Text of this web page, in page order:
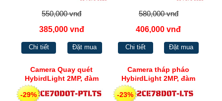
550,000 vnđ
385,000 vnđ
Chi tiết Đặt mua
580,000 vnđ
406,000 vnđ
Chi tiết Đặt mua
Camera Quay quét
HybirdLight 2MP, đàm
thoại 2 chiều Hikvision DS-
2CE70D0T-PTLTS
-29%
Camera tháp pháo
HybirdLight 2MP, đàm
thoại 2 chiều DS-
2CE78D0T-LTS
-23%